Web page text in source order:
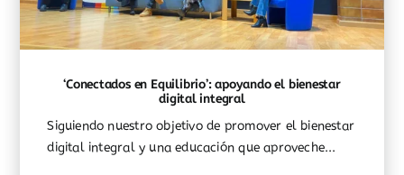
‘Conectados en Equilibrio’: apoyando el bienestar
digital integral
Siguiendo nuestro objetivo de promover el bienestar
digital integral y una educación que aproveche...